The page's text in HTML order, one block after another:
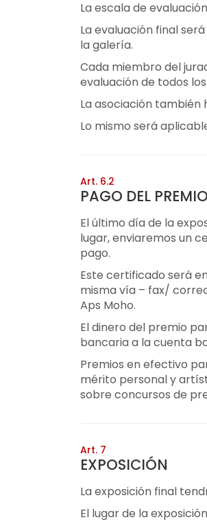
La escala de
La evaluación final
la galería.
Cada miembro del
evaluación de todos
La asociación también
Lo mismo será
Art. 6.2
PAGO DEL
El último día de la
lugar, enviaremos un
pago.
Este certificado será
misma vía – fax/
Aps Moho.
El dinero del premio
bancaria a la cuenta
Premios en efectivo
mérito personal y
sobre concursos de
Art. 7
EXPOSICIÓN
La exposición final
El lugar de la